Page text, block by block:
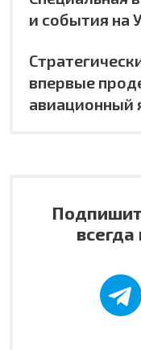
и события на
впервые
авиационный